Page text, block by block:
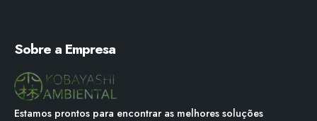
Sobre a Empresa
Estamos prontos para encontrar as melhores soluções